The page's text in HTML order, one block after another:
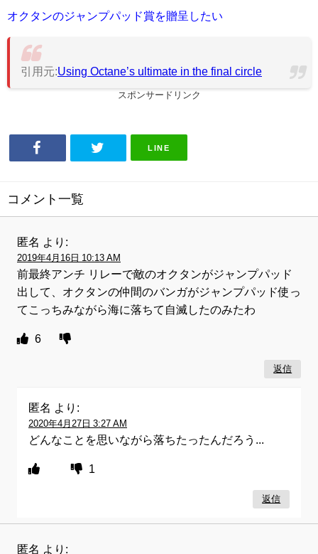
オクタンのジャンプパッド賞を贈呈したい
引用元:Using Octane’s ultimate in the final circle
スポンサードリンク
LINE
コメント一覧
匿名 より:
2019年4月16日 10:13 AM
前最終アンチ リレーで敵のオクタンがジャンプパッド
出して、オクタンの仲間のバンガがジャンプパッド使っ
てこっちみながら海に落ちて自滅したのみたわ
6
返信
匿名 より:
2020年4月27日 3:27 AM
どんなことを思いながら落ちたったんだろう...
1
返信
匿名 より: